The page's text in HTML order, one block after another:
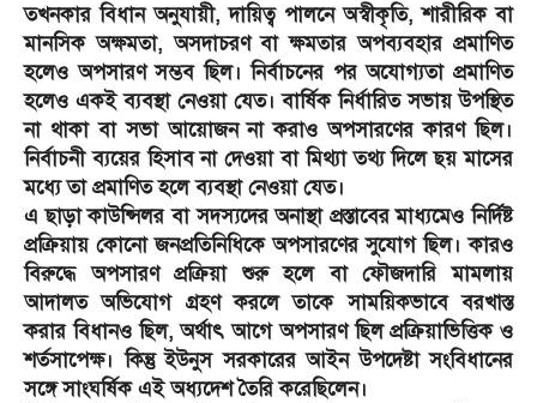
তখনকার বিধান অনুযায়ী, দায়িত্ব পালনে অস্বীকৃতি, শারীরিক বা
মানসিক অক্ষমতা, অসদাচরণ বা ক্ষমতার অপব্যবহার প্রমাণিত
হলেও অপসারণ সম্ভব ছিল। নির্বাচনের পর অযোগ্যতা প্রমাণিত
হলেও একই ব্যবস্থা নেওয়া যেত। বার্ষিক নির্ধারিত সভায় উপস্থিত
না থাকা বা সভা আয়োজন না করাও অপসারণের কারণ ছিল।
নির্বাচনী ব্যয়ের হিসাব না দেওয়া বা মিথ্যা তথ্য দিলে ছয় মাসের
মধ্যে তা প্রমাণিত হলে ব্যবস্থা নেওয়া যেত।
এ ছাড়া কাউন্সিলর বা সদস্যদের অনাস্থা প্রস্তাবের মাধ্যমেও নির্দিষ্ট
প্রক্রিয়ায় কোনো জনপ্রতিনিধিকে অপসারণের সুযোগ ছিল। কারও
বিরুদ্ধে অপসারণ প্রক্রিয়া শুরু হলে বা ফৌজদারি মামলায়
আদালত অভিযোগ গ্রহণ করলে তাকে সাময়িকভাবে বরখাস্ত
করার বিধানও ছিল, অর্থাৎ আগে অপসারণ ছিল প্রক্রিয়াভিত্তিক ও
শর্তসাপেক্ষ। কিন্তু ইউনুস সরকারের আইন উপদেষ্টা সংবিধানের
সঙ্গে সাংঘর্ষিক এই অধ‍্যদেশ তৈরি করেছিলেন।